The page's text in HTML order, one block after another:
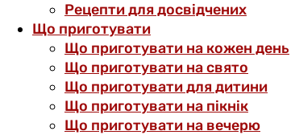
Рецепти для досвідчених
Що приготувати
Що приготувати на кожен день
Що приготувати на свято
Що приготувати для дитини
Що приготувати на пікнік
Що приготувати на вечерю